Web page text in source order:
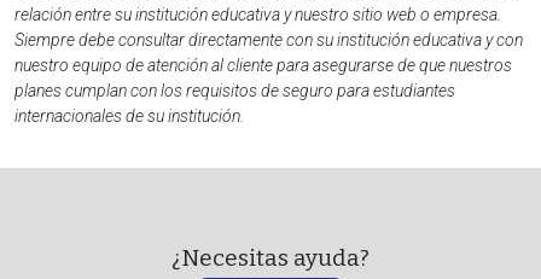
relación entre su institución educativa y nuestro sitio web o empresa.
Siempre debe consultar directamente con su institución educativa y con
nuestro equipo de atención al cliente para asegurarse de que nuestros
planes cumplan con los requisitos de seguro para estudiantes
internacionales de su institución.
¿Necesitas ayuda?